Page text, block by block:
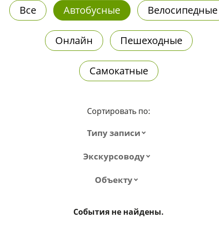
Все Автобусные Велосипедные
Онлайн Пешеходные
Самокатные
Сортировать по:
Типу записи
Экскурсоводу
Объекту
События не найдены.